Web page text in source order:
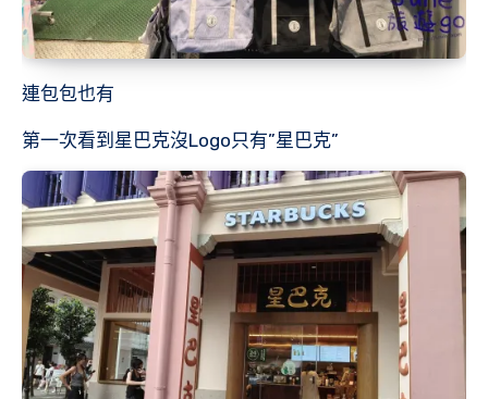
連包包也有
第一次看到星巴克沒Logo只有”星巴克”